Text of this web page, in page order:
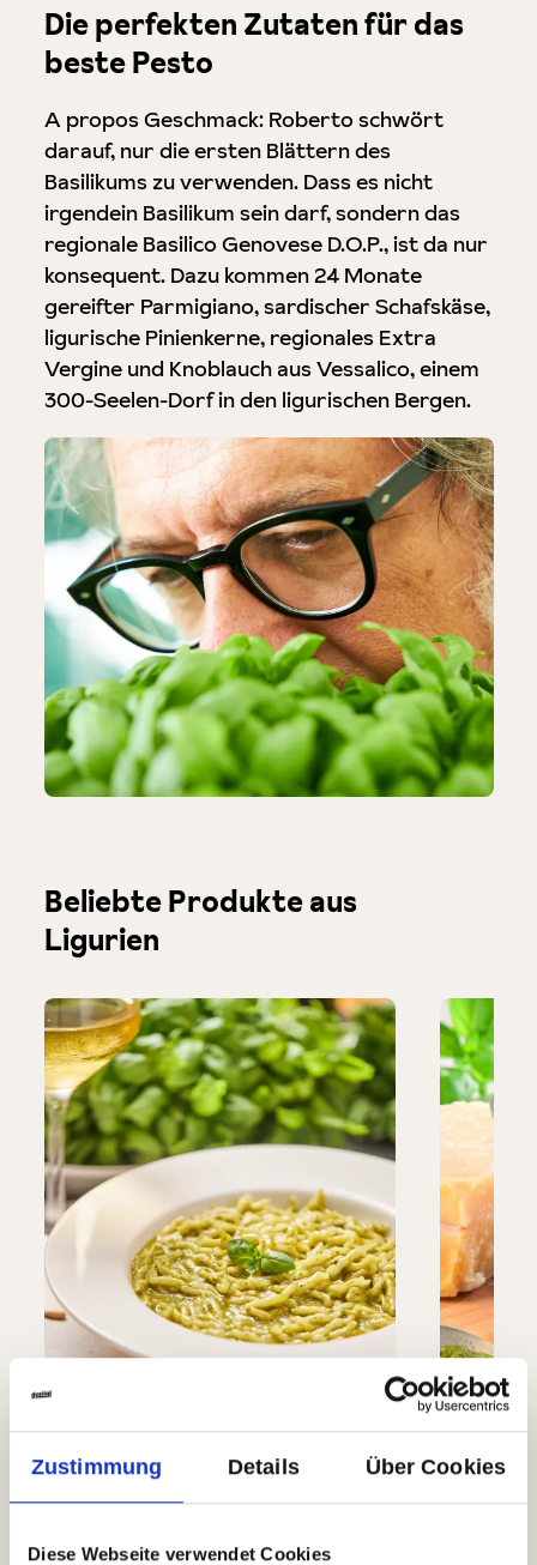
Zustimmung Details Über Cookies
Diese Webseite verwendet Cookies
Die perfekten Zutaten für das
beste Pesto
A propos Geschmack: Roberto schwört
darauf, nur die ersten Blättern des
Basilikums zu verwenden. Dass es nicht
irgendein Basilikum sein darf, sondern das
regionale Basilico Genovese D.O.P., ist da nur
konsequent. Dazu kommen 24 Monate
gereifter Parmigiano, sardischer Schafskäse,
ligurische Pinienkerne, regionales Extra
Vergine und Knoblauch aus Vessalico, einem
300-Seelen-Dorf in den ligurischen Bergen.
Produktgalerie überspringen
Beliebte Produkte aus
Ligurien
Trofie Liguri